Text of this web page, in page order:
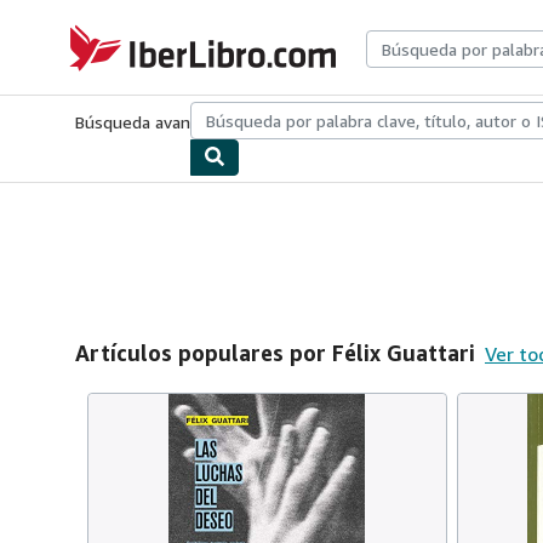
IberLibro.com
Búsqueda avanzadaColecciones Libros antiguosArte y
Artículos populares por Félix Guattari Ver